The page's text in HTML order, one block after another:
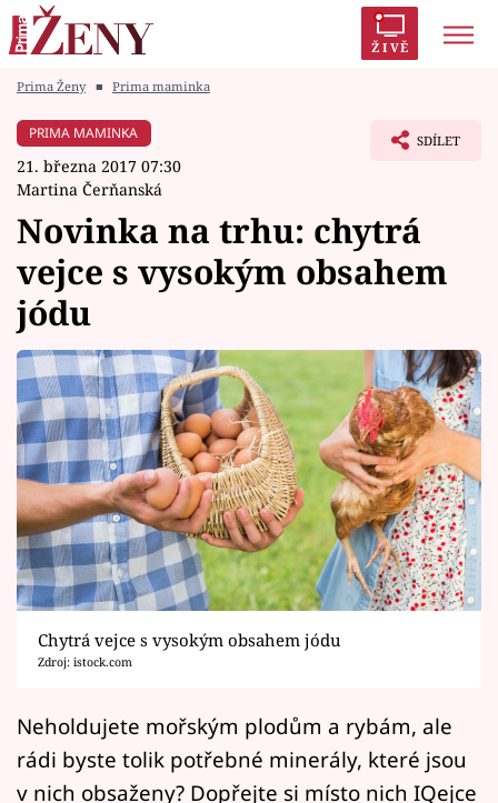
ŽIVĚ
Módní alarm
Zrádci
Témata
Celebrity
Vztahy
Seriály
Horoskopy
Sledujte prima+
Filmový festival Karlovy Vary
Pořady
Mámy sobě
Přihlášení
Prima Ženy ■ Prima maminka
PRIMA MAMINKA
21. března 2017 07:30
Martina Čerňanská
SDÍLET
Novinka na trhu: chytrá
vejce s vysokým obsahem
jódu
Chytrá vejce s vysokým obsahem jódu
Zdroj: istock.com
Neholdujete mořským plodům a rybám, ale
rádi byste tolik potřebné minerály, které jsou
v nich obsaženy? Dopřejte si místo nich IQejce